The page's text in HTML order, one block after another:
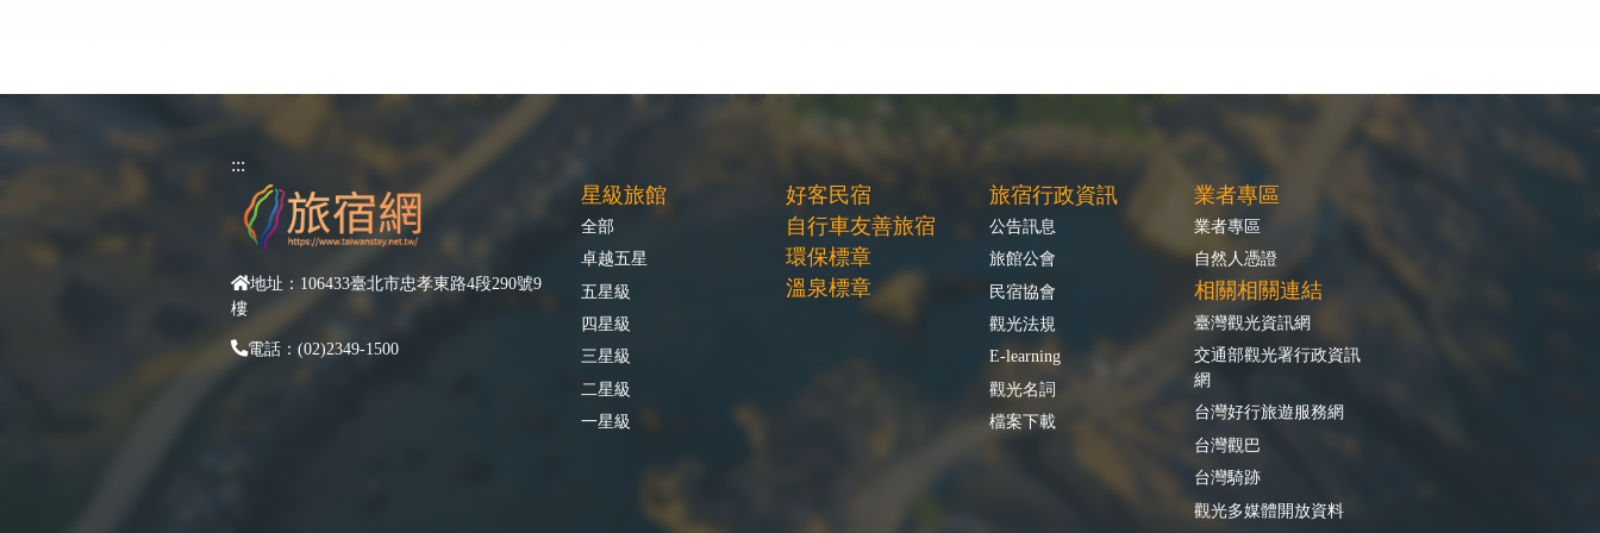
:::
地址：106433臺北市忠孝東路4段290號9
樓
電話：(02)2349-1500
星級旅館
全部
卓越五星
五星級
四星級
三星級
二星級
一星級
好客民宿
自行車友善旅宿
環保標章
溫泉標章
旅宿行政資訊
公告訊息
旅館公會
民宿協會
觀光法規
E-learning
觀光名詞
檔案下載
業者專區
業者專區
自然人憑證
相關相關連結
臺灣觀光資訊網
交通部觀光署行政資訊
網
台灣好行旅遊服務網
台灣觀巴
台灣騎跡
觀光多媒體開放資料